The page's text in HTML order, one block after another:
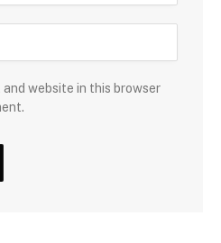
and website in this browser